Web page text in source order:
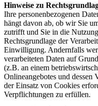
Hinweise zu
Ihre personenbezogenen
hängt davon ab, ob wir Sie
zutrifft und Sie in die
Rechtsgrundlage der
Einwilligung. Andernfalls
verarbeiteten Daten auf
(z.B. an einem
Onlineangebotes und dessen
der Einsatz von Cookies
Verpflichtungen zu erfüllen.